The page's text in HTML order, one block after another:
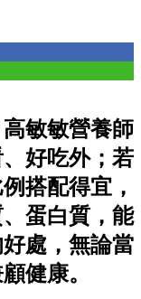
敏敏營養師
好吃外；若
搭配得宜，
蛋白質，能
處，無論當
健康。